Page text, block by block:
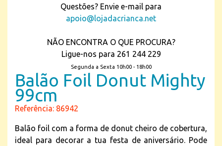
Questões? Envie e-mail para
apoio@lojadacrianca.net
NÃO ENCONTRA O QUE PROCURA?
Ligue-nos para 261 244 229
Segunda a Sexta 10h00 - 18h00
Balão Foil Donut Mighty
99cm
Referência: 86942
Balão foil com a forma de donut cheiro de cobertura,
ideal para decorar a tua festa de aniversário. Pode